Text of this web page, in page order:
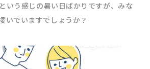
いう感じの暑い日ばかりですが、みな
いでいますでしょうか？